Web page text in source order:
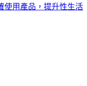
使用產品，提升性生活